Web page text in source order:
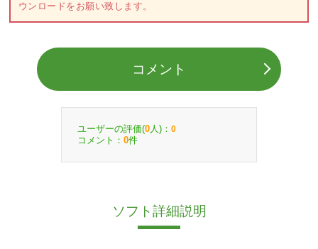
ウンロードをお願い致します。
コメント
ユーザーの評価(0 人)： 0
コメント： 0件
ソフト詳細説明